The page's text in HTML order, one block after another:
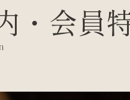
・会員